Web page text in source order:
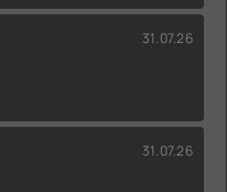
31.07.26
31.07.26